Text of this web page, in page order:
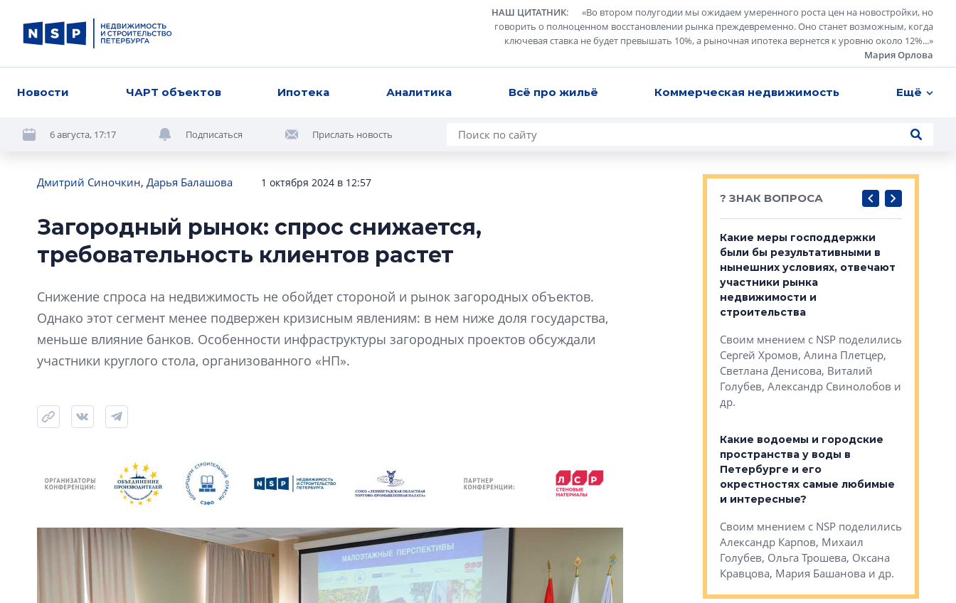
НАШ ЦИТАТНИК: «Во втором полугодии мы ожидаем умеренного роста цен на новостройки, но
говорить о полноценном восстановлении рынка преждевременно. Оно станет возможным, когда
ключевая ставка не будет превышать 10%, а рыночная ипотека вернется к уровню около 12%...»
Мария Орлова
Новости ЧАРТ объектов Ипотека Аналитика Всё про жильё Коммерческая недвижимость Ещё
6 августа, 17:17 Подписаться Прислать новость
Дмитрий Синочкин, Дарья Балашова 1 октября 2024 в 12:57
Загородный рынок: спрос снижается,
требовательность клиентов растет
Снижение спроса на недвижимость не обойдет стороной и рынок загородных объектов.
Однако этот сегмент менее подвержен кризисным явлениям: в нем ниже доля государства,
меньше влияние банков. Особенности инфраструктуры загородных проектов обсуждали
участники круглого стола, организованного «НП».
? ЗНАК ВОПРОСА
Разрыв цен между первичкой и
рынка? Своим мнением об этом
поделились Ольга Трошева,
строительства?
Своим мнением с NSP поделились
Альшаева, Александр
Кирилл Кудинов и др.
Какие меры господдержки
были бы результативными в
нынешних условиях, отвечают
участники рынка
недвижимости и
строительства
Своим мнением с NSP поделились
Сергей Хромов, Алина Плетцер,
Светлана Денисова, Виталий
Голубев, Александр Свинолобов и
др.
Какие водоемы и городские
пространства у воды в
Петербурге и его
окрестностях самые любимые
и интересные?
Своим мнением с NSP поделились
Александр Карпов, Михаил
Голубев, Ольга Трошева, Оксана
Кравцова, Мария Башанова и др.